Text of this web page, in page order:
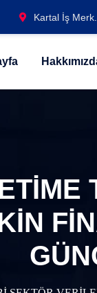
Kartal İş